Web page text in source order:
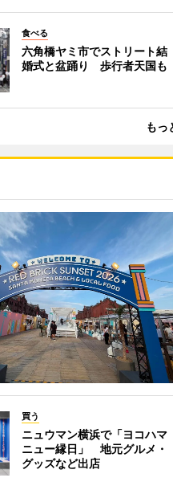
食べる
六角橋ヤミ市でストリート結
婚式と盆踊り 歩行者天国も
もっ
買う
ニュウマン横浜で「ヨコハマ
ニュー縁日」 地元グルメ・
グッズなど出店